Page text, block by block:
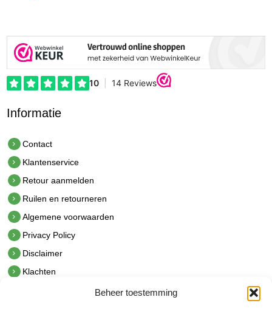
Beheer toestemming
Informatie
Contact
Klantenservice
Retour aanmelden
Ruilen en retourneren
Algemene voorwaarden
Privacy Policy
Disclaimer
Klachten